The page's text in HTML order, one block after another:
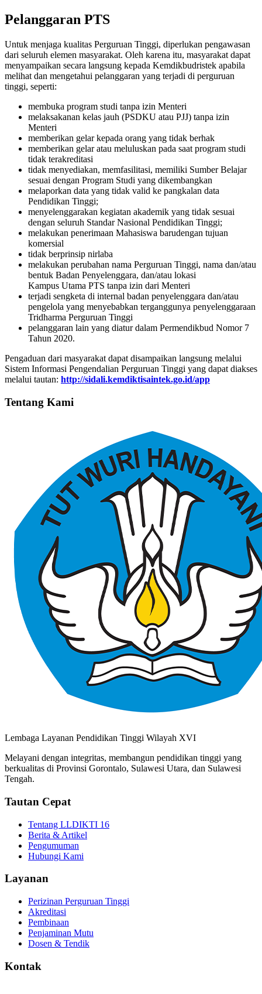
Pelanggaran PTS
Untuk menjaga kualitas Perguruan Tinggi, diperlukan pengawasan
dari seluruh elemen masyarakat. Oleh karena itu, masyarakat dapat
menyampaikan secara langsung kepada Kemdikbudristek apabila
melihat dan mengetahui pelanggaran yang terjadi di perguruan
tinggi, seperti:
membuka program studi tanpa izin Menteri
melaksakanan kelas jauh (PSDKU atau PJJ) tanpa izin
Menteri
memberikan gelar kepada orang yang tidak berhak
memberikan gelar atau meluluskan pada saat program studi
tidak terakreditasi
tidak menyediakan, memfasilitasi, memiliki Sumber Belajar
sesuai dengan Program Studi yang dikembangkan
melaporkan data yang tidak valid ke pangkalan data
Pendidikan Tinggi;
menyelenggarakan kegiatan akademik yang tidak sesuai
dengan seluruh Standar Nasional Pendidikan Tinggi;
melakukan penerimaan Mahasiswa barudengan tujuan
komersial
tidak berprinsip nirlaba
melakukan perubahan nama Perguruan Tinggi, nama dan/atau
bentuk Badan Penyelenggara, dan/atau lokasi
Kampus Utama PTS tanpa izin dari Menteri
terjadi sengketa di internal badan penyelenggara dan/atau
pengelola yang menyebabkan terganggunya penyelenggaraan
Tridharma Perguruan Tinggi
pelanggaran lain yang diatur dalam Permendikbud Nomor 7
Tahun 2020.
Pengaduan dari masyarakat dapat disampaikan langsung melalui
Sistem Informasi Pengendalian Perguruan Tinggi yang dapat diakses
melalui tautan: http://sidali.kemdiktisaintek.go.id/app
Tentang Kami
Lembaga Layanan Pendidikan Tinggi Wilayah XVI
Melayani dengan integritas, membangun pendidikan tinggi yang
berkualitas di Provinsi Gorontalo, Sulawesi Utara, dan Sulawesi
Tengah.
Tautan Cepat
Tentang LLDIKTI 16
Berita & Artikel
Pengumuman
Hubungi Kami
Layanan
Perizinan Perguruan Tinggi
Akreditasi
Pembinaan
Penjaminan Mutu
Dosen & Tendik
Kontak